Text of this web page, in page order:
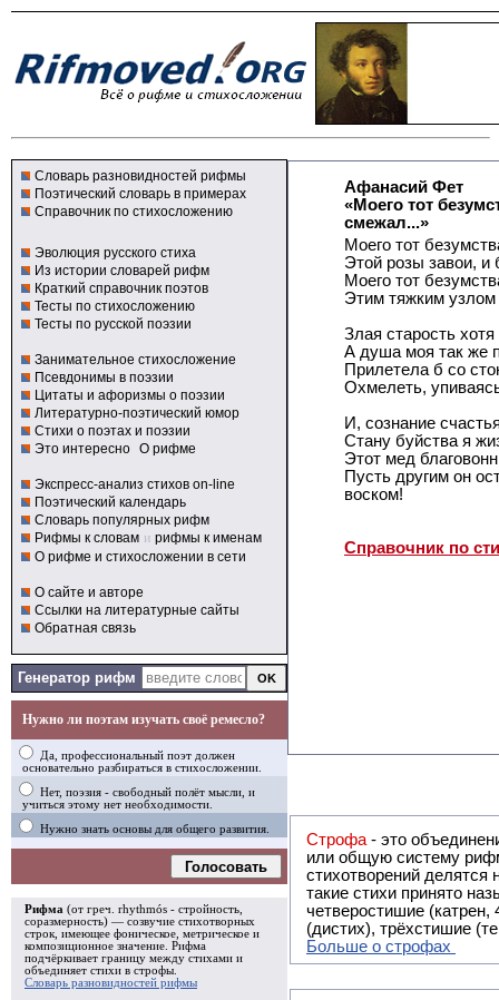
Словарь разновидностей рифмы
Поэтический словарь в примерах
Справочник по стихосложению
Эволюция русского стиха
Из истории словарей рифм
Краткий справочник поэтов
Тесты по стихосложению
Тесты по русской поэзии
Занимательное стихосложение
Псевдонимы в поэзии
Цитаты и афоризмы о поэзии
Литературно-поэтический юмор
Стихи о поэтах и поэзии
Это интересно О рифме
Экспресс-анализ стихов on-line
Поэтический календарь
Словарь популярных рифм
Рифмы к словам и рифмы к именам
О рифме и стихосложении в сети
О сайте и авторе
Ссылки на литературные сайты
Обратная связь
Генератор рифм
Нужно ли поэтам изучать своё ремесло?
Да, профессиональный поэт должен
основательно разбираться в стихосложении.
Нет, поэзия - свободный полёт мысли, и
учиться этому нет необходимости.
Нужно знать основы для общего развития.
Голосовать
Рифма (от греч. rhythmós - стройность,
соразмерность) — созвучие стихотворных
строк, имеющее фоническое, метрическое и
композиционное значение. Рифма
подчёркивает границу между стихами и
объединяет стихи в строфы
Словарь разновидностей рифмы
Афанасий Фет
«Моего тот
смежал...»
Моего тот
Этой розы завои, и
Моего тот
Этим тяжким
Злая старость
А душа моя так же
Прилетела б со
Охмелеть,
И, сознание
Стану буйства я
Этот мед
Пусть другим он
воском!
Справочник по
Строфа - это объединение двух
или общую систему рифм, и регулярно или периодически
стихотворений делятся на строфы и т.о. являются строфическими.
такие стихи принято называть астрофическими. Самая популярная строфа в русской поэзии -
четверостишие
(дистих), трёхстишие
Больше о строфах